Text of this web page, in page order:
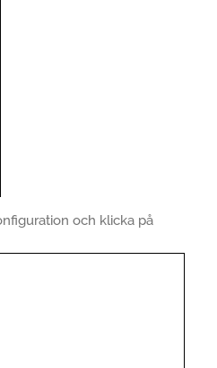
och klicka på